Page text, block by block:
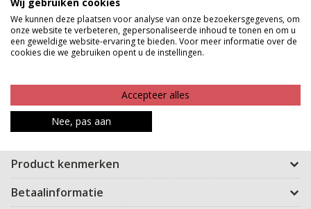
Lekker willen bewegen zonder bang te zijn dat je rokje
omhoog gaat, dan is dit de oplossing! Dit item lijkt op
heeft aan de voorkant een langere flap en aan de
zijkant zit een rits zodat je de skort makkelijk aan kunt
trekken.
Product kenmerken
Betaalinformatie
We kunnen deze plaatsen voor analyse van onze bezoekersgegevens, om
onze website te verbeteren, gepersonaliseerde inhoud te tonen en om u
een geweldige website-ervaring te bieden. Voor meer informatie over de
cookies die we gebruiken opent u de instellingen.
Accepteer alles
Nee, pas aan